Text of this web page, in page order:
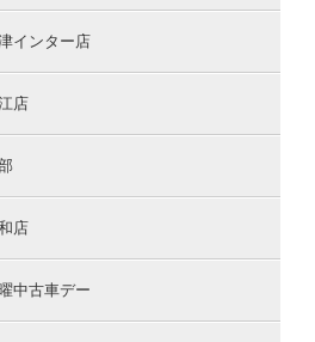
インター店
店
店
中古車デー